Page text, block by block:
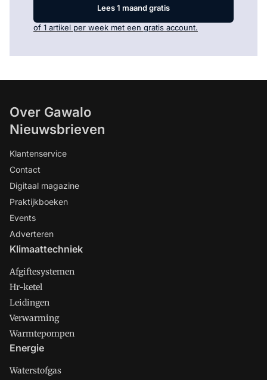
Lees 1 maand gratis
of 1 artikel per week met een gratis account.
Over Gawalo
Nieuwsbrieven
Klantenservice
Contact
Digitaal magazine
Praktijkboeken
Events
Adverteren
Klimaattechniek
Afgiftesystemen
Hr-ketel
Leidingen
Verwarming
Warmtepompen
Energie
Waterstofgas